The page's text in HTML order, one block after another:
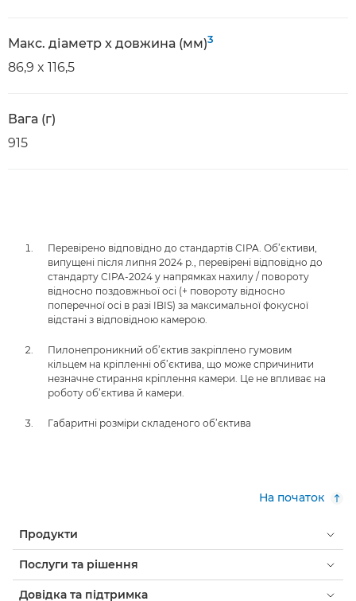
Макс. діаметр x довжина (мм)3
86,9 x 116,5
Вага (г)
915
Перевірено відповідно до стандартів CIPA. Об’єктиви,
випущені після липня 2024 р., перевірені відповідно до
стандарту CIPA-2024 у напрямках нахилу / повороту
відносно поздовжньої осі (+ повороту відносно
поперечної осі в разі IBIS) за максимальної фокусної
відстані з відповідною камерою.
Пилонепроникний об’єктив закріплено гумовим
кільцем на кріпленні об’єктива, що може спричинити
незначне стирання кріплення камери. Це не впливає на
роботу об’єктива й камери.
Габаритні розміри складеного об’єктива
На початок
Продукти
Послуги та рішення
Довідка та підтримка